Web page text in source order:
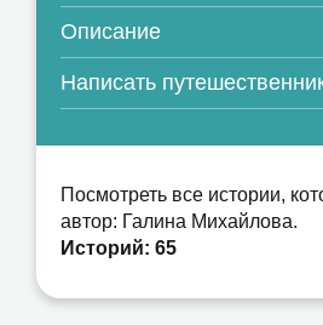
Описание
Написать
Посмотреть все истории,
автор: Галина Михайлова.
Историй: 65